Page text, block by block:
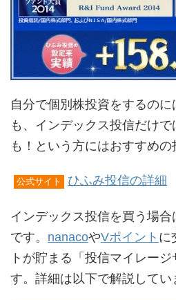
自分で個別株投資をするの
も、インデックス投信だけ
も！という方にはおすすめの
公式サイト ひふみ投信の詳細
インデックス投信を買う場
です。 nanacoやVポイント に
トが貯まる「投信マイレー
す。詳細は以下で解説してい